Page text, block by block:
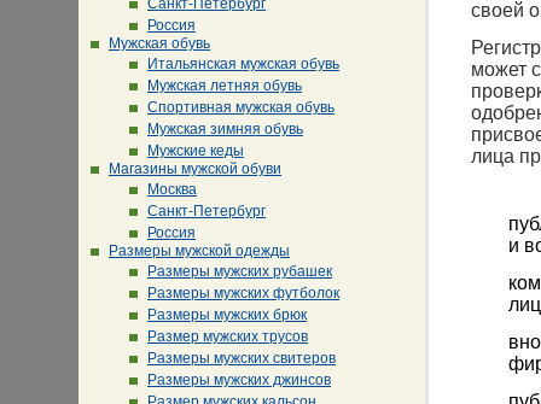
Санкт-Петербург
Россия
Мужская обувь
Итальянская мужская обувь
Мужская летняя обувь
Спортивная мужская обувь
Мужская зимняя обувь
Мужские кеды
Магазины мужской обуви
Москва
Санкт-Петербург
Россия
Размеры мужской одежды
Размеры мужских рубашек
Размеры мужских футболок
Размеры мужских брюк
Размер мужских трусов
Размеры мужских свитеров
Размеры мужских джинсов
своей
может
лица
и